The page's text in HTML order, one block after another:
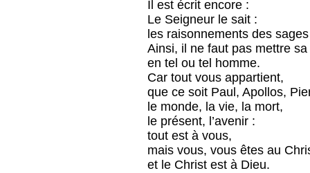
Il est écrit encore :
Le Seigneur le sait :
les raisonnements des
Ainsi, il ne faut pas mettre
en tel ou tel homme.
Car tout vous appartient,
que ce soit Paul, Apollos,
le monde, la vie, la mort,
le présent, l’avenir :
tout est à vous,
mais vous, vous êtes au
et le Christ est à Dieu.